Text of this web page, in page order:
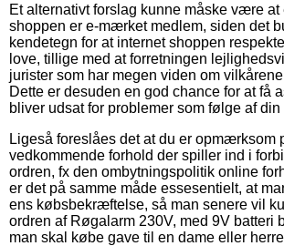
Et alternativt forslag kunne måske være at
shoppen er e-mærket medlem, siden det
kendetegn for at internet shoppen
love, tillige med at forretningen
jurister som har megen viden om
Dette er desuden en god chance for at få
bliver udsat for problemer som følge af din
Ligeså foreslåes det at du er opmærksom
vedkommende forhold der spiller ind i
ordren, fx den ombytningspolitik online
er det på samme måde essesentielt, at
ens købsbekræftelse, så man senere vil
ordren af Røgalarm 230V, med 9V batteri
man skal købe gave til en dame eller